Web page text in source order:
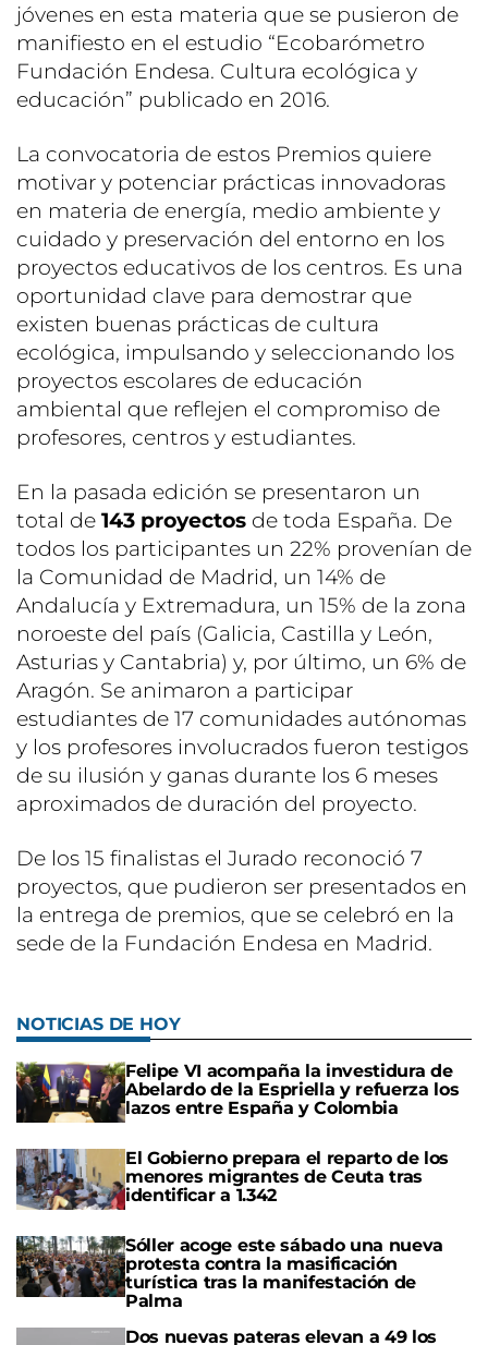
jóvenes en esta materia que se pusieron de
manifiesto en el estudio “Ecobarómetro
Fundación Endesa. Cultura ecológica y
educación” publicado en 2016.
La convocatoria de estos Premios quiere
motivar y potenciar prácticas innovadoras
en materia de energía, medio ambiente y
cuidado y preservación del entorno en los
proyectos educativos de los centros. Es una
oportunidad clave para demostrar que
existen buenas prácticas de cultura
ecológica, impulsando y seleccionando los
proyectos escolares de educación
ambiental que reflejen el compromiso de
profesores, centros y estudiantes.
En la pasada edición se presentaron un
total de 143 proyectos de toda España. De
todos los participantes un 22% provenían de
la Comunidad de Madrid, un 14% de
Andalucía y Extremadura, un 15% de la zona
noroeste del país (Galicia, Castilla y León,
Asturias y Cantabria) y, por último, un 6% de
Aragón. Se animaron a participar
estudiantes de 17 comunidades autónomas
y los profesores involucrados fueron testigos
de su ilusión y ganas durante los 6 meses
aproximados de duración del proyecto.
De los 15 finalistas el Jurado reconoció 7
proyectos, que pudieron ser presentados en
la entrega de premios, que se celebró en la
sede de la Fundación Endesa en Madrid.
NOTICIAS DE HOY
Felipe VI acompaña la investidura de
Abelardo de la Espriella y refuerza los
lazos entre España y Colombia
El Gobierno prepara el reparto de los
menores migrantes de Ceuta tras
identificar a 1.342
Sóller acoge este sábado una nueva
protesta contra la masificación
turística tras la manifestación de
Palma
Dos nuevas pateras elevan a 49 los